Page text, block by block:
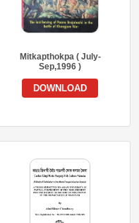
Mitkapthokpa ( July-
Sep,1996 )
DOWNLOAD